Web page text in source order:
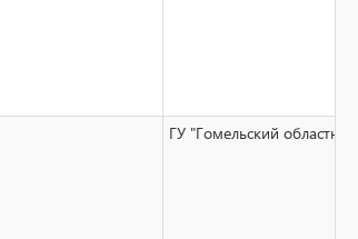
ГУ "Гомельский